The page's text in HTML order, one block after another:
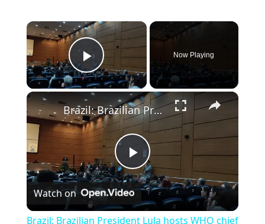
×
Play Video
Now Playing
×
Play Video
Brazil: Brazilian President Lula hosts WHO chief Tedros in Rio.
Watch on
Brazil: Brazilian President Lula hosts WHO chief